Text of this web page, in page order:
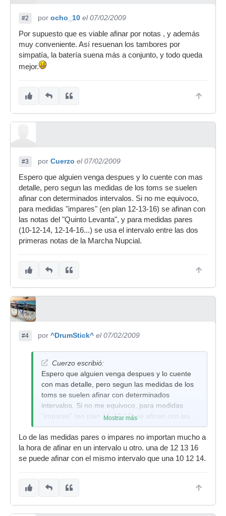
#2 por ocho_10 el 07/02/2009
Por supuesto que es viable afinar por notas , y además
muy conveniente. Así resuenan los tambores por
simpatía, la batería suena más a conjunto, y todo queda
mejor.
#3 por Cuerzo el 07/02/2009
Espero que alguien venga despues y lo cuente con mas
detalle, pero segun las medidas de los toms se suelen
afinar con determinados intervalos. Si no me equivoco,
para medidas "impares" (en plan 12-13-16) se afinan con
las notas del "Quinto Levanta", y para medidas pares
(10-12-14, 12-14-16...) se usa el intervalo entre las dos
primeras notas de la Marcha Nupcial.
#4 por ^DrumStick^ el 07/02/2009
Cuerzo escribió:
Espero que alguien venga despues y lo cuente
con mas detalle, pero segun las medidas de los
toms se suelen afinar con determinados
intervalos. Si no me equivoco, para medidas
"impares" (en plan 12-13-16) se afinan con las
notas del "Quinto Levanta", y para medidas
pares (10-12-14, 12-14-16...) se usa el intervalo
entre las dos primeras notas de la Marcha
Nupcial.
Mostrar más
Lo de las medidas pares o impares no importan mucho a
la hora de afinar en un intervalo u otro. una de 12 13 16
se puede afinar con el mismo intervalo que una 10 12 14.